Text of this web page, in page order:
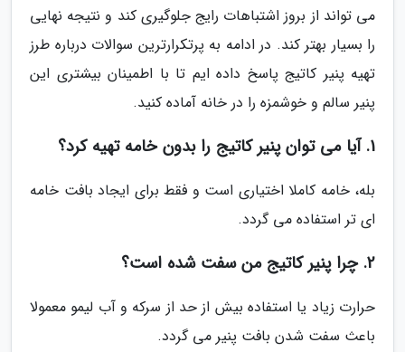
می تواند از بروز اشتباهات رایج جلوگیری کند و نتیجه نهایی
را بسیار بهتر کند. در ادامه به پرتکرارترین سوالات درباره طرز
تهیه پنیر کاتیج پاسخ داده ایم تا با اطمینان بیشتری این
پنیر سالم و خوشمزه را در خانه آماده کنید.
1. آیا می توان پنیر کاتیج را بدون خامه تهیه کرد؟
بله، خامه کاملا اختیاری است و فقط برای ایجاد بافت خامه
ای تر استفاده می گردد.
2. چرا پنیر کاتیج من سفت شده است؟
حرارت زیاد یا استفاده بیش از حد از سرکه و آب لیمو معمولا
باعث سفت شدن بافت پنیر می گردد.